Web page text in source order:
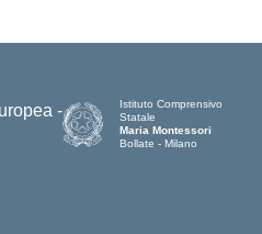
Istituto Comprensivo
Statale
Maria Montessori
Bollate - Milano